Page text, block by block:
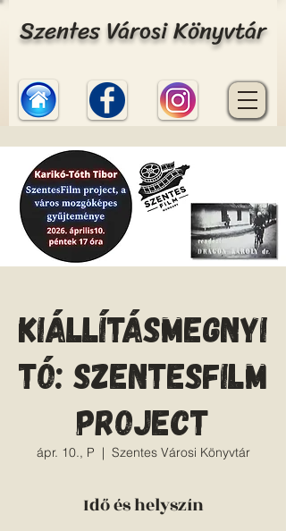
Szentes Városi Könyvtár
Kiállításmegnyi
tó: SzentesFilm
project
ápr. 10., P
  |
Szentes Városi Könyvtár
Idő és helyszín